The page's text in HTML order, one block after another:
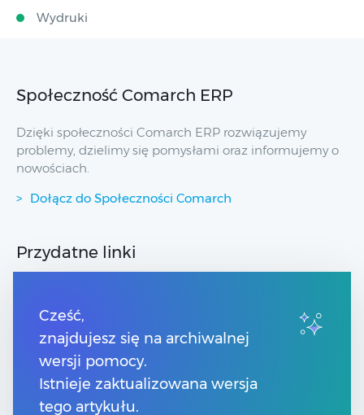
Wydruki
Społeczność Comarch ERP
Dzięki społeczności Comarch ERP rozwiązujemy
problemy, dzielimy się pomysłami oraz informujemy o
nowościach.
Dołącz do Społeczności Comarch
Przydatne linki
Strony dla Partnerów
Pomoc Comarch Betterfly
Pomoc Comarch e-Sklep
Pomoc Comarch HRM
Pomoc Optima w chmurze
Kontakt
Cześć,
znajdujesz się na archiwalnej
wersji pomocy.
Istnieje zaktualizowana wersja
tego artykułu.